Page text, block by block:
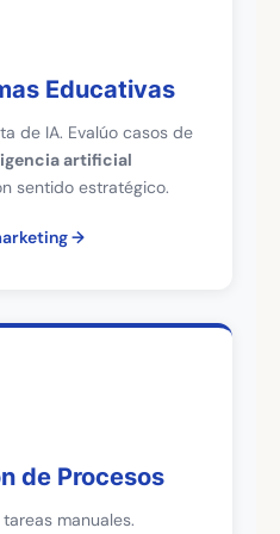
Educativas
de IA. Evalúo casos de
artificial
sentido estratégico.
de Procesos
manuales.